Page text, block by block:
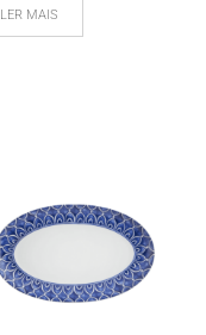
LER MAIS